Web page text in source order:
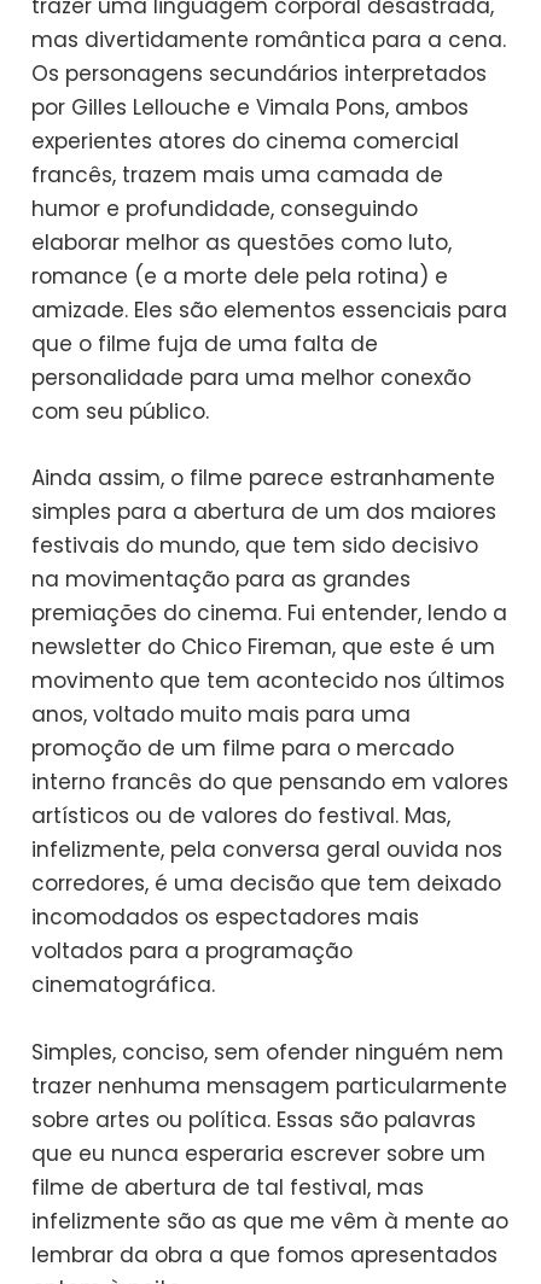
trazer uma linguagem corporal desastrada,
mas divertidamente romântica para a cena.
Os personagens secundários interpretados
por Gilles Lellouche e Vimala Pons, ambos
experientes atores do cinema comercial
francês, trazem mais uma camada de
humor e profundidade, conseguindo
elaborar melhor as questões como luto,
romance (e a morte dele pela rotina) e
amizade. Eles são elementos essenciais para
que o filme fuja de uma falta de
personalidade para uma melhor conexão
com seu público.
Ainda assim, o filme parece estranhamente
simples para a abertura de um dos maiores
festivais do mundo, que tem sido decisivo
na movimentação para as grandes
premiações do cinema. Fui entender, lendo a
newsletter do Chico Fireman, que este é um
movimento que tem acontecido nos últimos
anos, voltado muito mais para uma
promoção de um filme para o mercado
interno francês do que pensando em valores
artísticos ou de valores do festival. Mas,
infelizmente, pela conversa geral ouvida nos
corredores, é uma decisão que tem deixado
incomodados os espectadores mais
voltados para a programação
cinematográfica.
Simples, conciso, sem ofender ninguém nem
trazer nenhuma mensagem particularmente
sobre artes ou política. Essas são palavras
que eu nunca esperaria escrever sobre um
filme de abertura de tal festival, mas
infelizmente são as que me vêm à mente ao
lembrar da obra a que fomos apresentados